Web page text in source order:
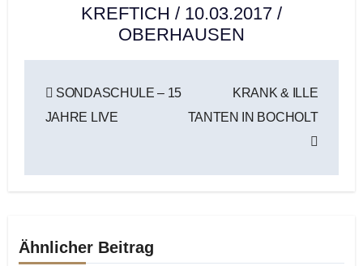
KREFTICH / 10.03.2017 /
OBERHAUSEN
SONDASCHULE – 15
JAHRE LIVE
KRANK & ILLE
TANTEN IN BOCHOLT
Ähnlicher Beitrag